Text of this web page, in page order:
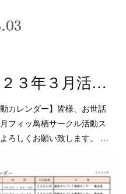
.03
フィッ鳥栖 ２０２３年３月活動カレンダー
カレンダー】皆様、お世話
フィッ鳥栖サークル活動ス
ろしくお願い致します。 …